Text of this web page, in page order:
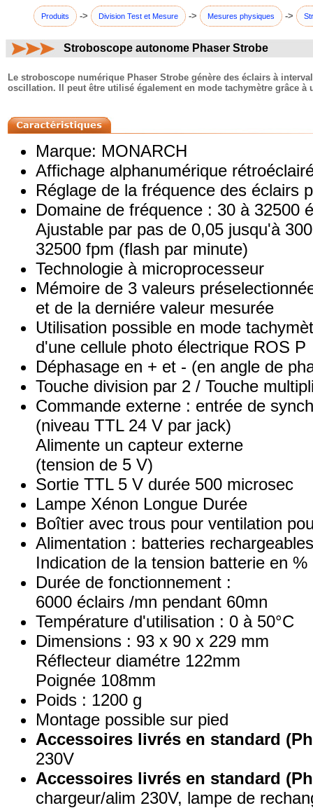
Produits -> Division Test et Mesure -> Mesures physiques ->
Stroboscope autonome Phaser Strobe
Le stroboscope numérique Phaser Strobe génère des éclairs à
oscillation. Il peut être utilisé également en mode tachymètre grâce à
Marque: MONARCH
Affichage alphanumérique
Réglage de la fréquence des éclairs
Domaine de fréquence : 30 à 32500
Ajustable par pas de 0,05 jusqu'à
32500 fpm (flash par minute)
Technologie à microprocesseur
Mémoire de 3 valeurs
et de la derniére valeur mesurée
Utilisation possible en mode
d'une cellule photo électrique ROS P
Déphasage en + et - (en angle de
Touche division par 2 / Touche
Commande externe : entrée de
(niveau TTL 24 V par jack)
Alimente un capteur externe
(tension de 5 V)
Sortie TTL 5 V durée 500 microsec
Lampe Xénon Longue Durée
Boîtier avec trous pour ventilation
Alimentation : batteries rechargeables
Indication de la tension batterie en %
Durée de fonctionnement :
6000 éclairs /mn pendant 60mn
Température d'utilisation : 0 à 50°C
Dimensions : 93 x 90 x 229 mm
Réflecteur diamétre 122mm
Poignée 108mm
Poids : 1200 g
Montage possible sur pied
Accessoires livrés en standard
230V
Accessoires livrés en standard
chargeur/alim 230V, lampe de